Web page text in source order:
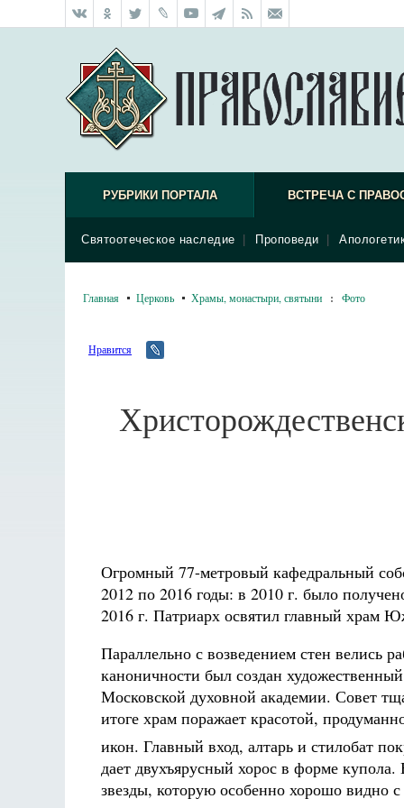
РУБРИКИ ПОРТАЛА ВСТРЕЧА С
Святоотеческое наследие Проповеди
Главная Церковь Храмы, монастыри, святыни : Фото
Нравится
Огромный 77-метровый кафедральный
2012 по 2016 годы: в 2010 г. было
2016 г. Патриарх освятил главный храм
Параллельно с возведением стен велись
каноничности был создан
Московской духовной академии. Совет
итоге храм поражает красотой,
икон. Главный вход, алтарь и стилобат
дает двухъярусный хорос в форме
звезды, которую особенно хорошо видно